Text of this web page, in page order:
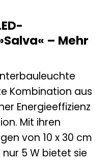
– Mehr
Kombination aus
Energieeffizienz
Mit ihren
von 10 x 30 cm
5 W bietet sie